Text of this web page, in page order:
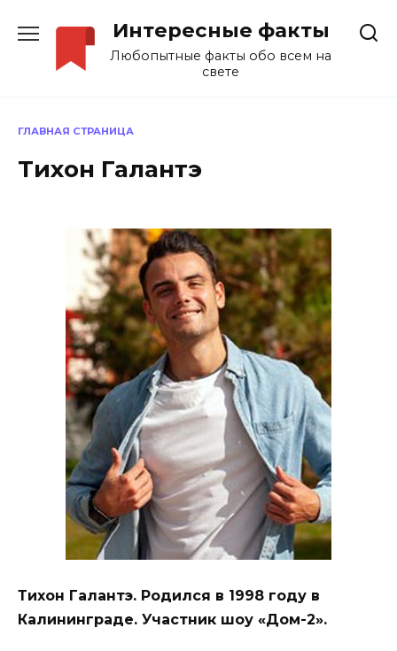
содержанию
Интересные факты
Любопытные факты обо всем на
свете
ГЛАВНАЯ СТРАНИЦА
Тихон Галантэ
Тихон Галантэ. Родился в 1998 году в
Калининграде. Участник шоу «Дом-2».